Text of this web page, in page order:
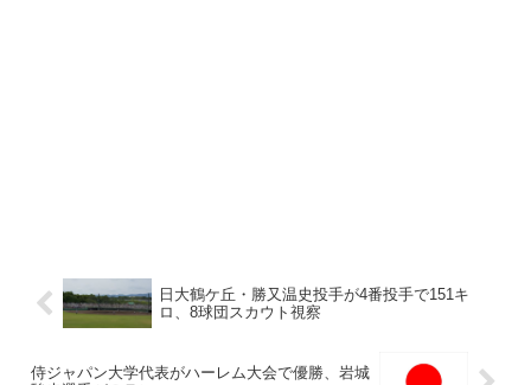
日大鶴ケ丘・勝又温史投手が4番投手で151キ
ロ、8球団スカウト視察
侍ジャパン大学代表がハーレム大会で優勝、岩城